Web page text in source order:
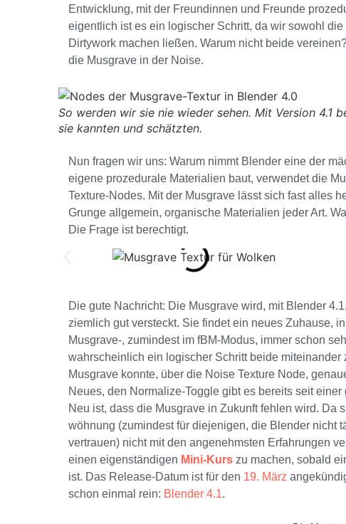
Entwicklung, mit der Freundinnen und Freunde
eigentlich ist es ein logischer Schritt, da wir sowohl
Dirtywork machen ließen. Warum nicht beide
die Musgrave in der Noise.
So werden wir sie nie wieder sehen. Mit Version 4.1
sie kannten und schätzten.
Nun fragen wir uns: Warum nimmt Blender eine der
eigene prozedurale Materialien baut, verwendet die
Texture-Nodes. Mit der Musgrave lässt sich fast alles
Grunge allgemein, organische Materialien jeder Art.
Die Frage ist berechtigt.
Die gute Nachricht: Die Musgrave wird, mit Blender
ziemlich gut versteckt. Sie findet ein neues Zuhause,
Musgrave-, zumindest im fBM-Modus, immer schon
wahrscheinlich ein logischer Schritt beide
Musgrave konnte, über die Noise Texture Node,
Neues, den Normalize-Toggle gibt es bereits seit
Neu ist, dass die Musgrave in Zukunft fehlen wird.
wöhnung (zumindest für diejenigen, die Blender nicht
vertrauen) nicht mit den angenehmsten Erfahrungen
einen eigenständigen Mini-Kurs zu machen, sobald
ist. Das Release-Datum ist für den 19. März
schon einmal rein: Blender 4.1.